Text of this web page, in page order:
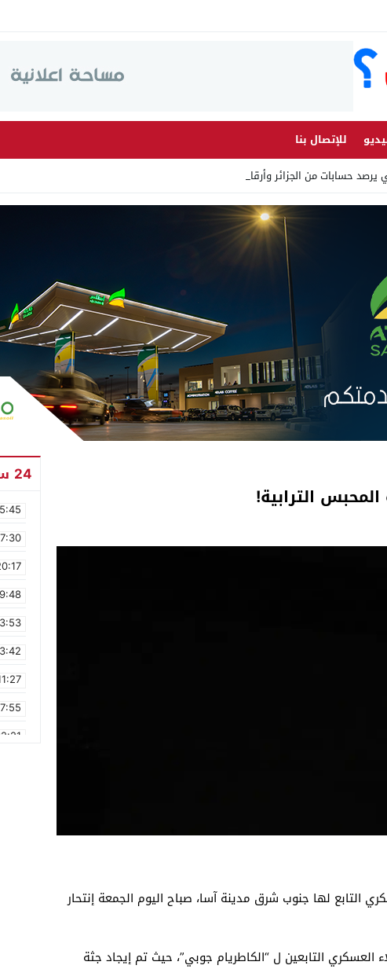
للإتصال بنا
حسابات من الجزائر وأرقاما بـ”213 _
الترابية!
التابع لها جنوب شرق مدينة آسا، صباح اليوم الجمعة إنتحار
العسكري التابعين ل “الكاطريام جوبي”، حيث تم إيجاد جثة
24 ساعة